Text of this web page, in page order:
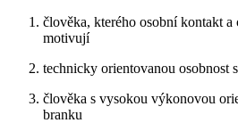
člověka, kterého osobní kontakt a
motivují
technicky orientovanou osobnost
člověka s vysokou výkonovou
branku